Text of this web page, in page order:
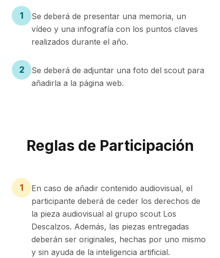
1
Se deberá de presentar una memoria, un
vídeo y una infografía con los puntos claves
realizados durante el año.
2
Se deberá de adjuntar una foto del scout para
añadirla a la página web.
Reglas de Participación
1
En caso de añadir contenido audiovisual, el
participante deberá de ceder los derechos de
la pieza audiovisual al grupo scout Los
Descalzos. Además, las piezas entregadas
deberán ser originales, hechas por uno mismo
y sin ayuda de la inteligencia artificial.